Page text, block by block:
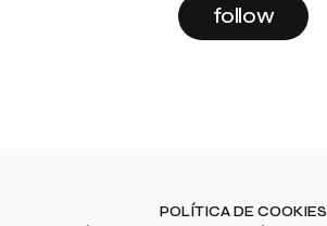
follow
POLÍTICA DE COOKIES